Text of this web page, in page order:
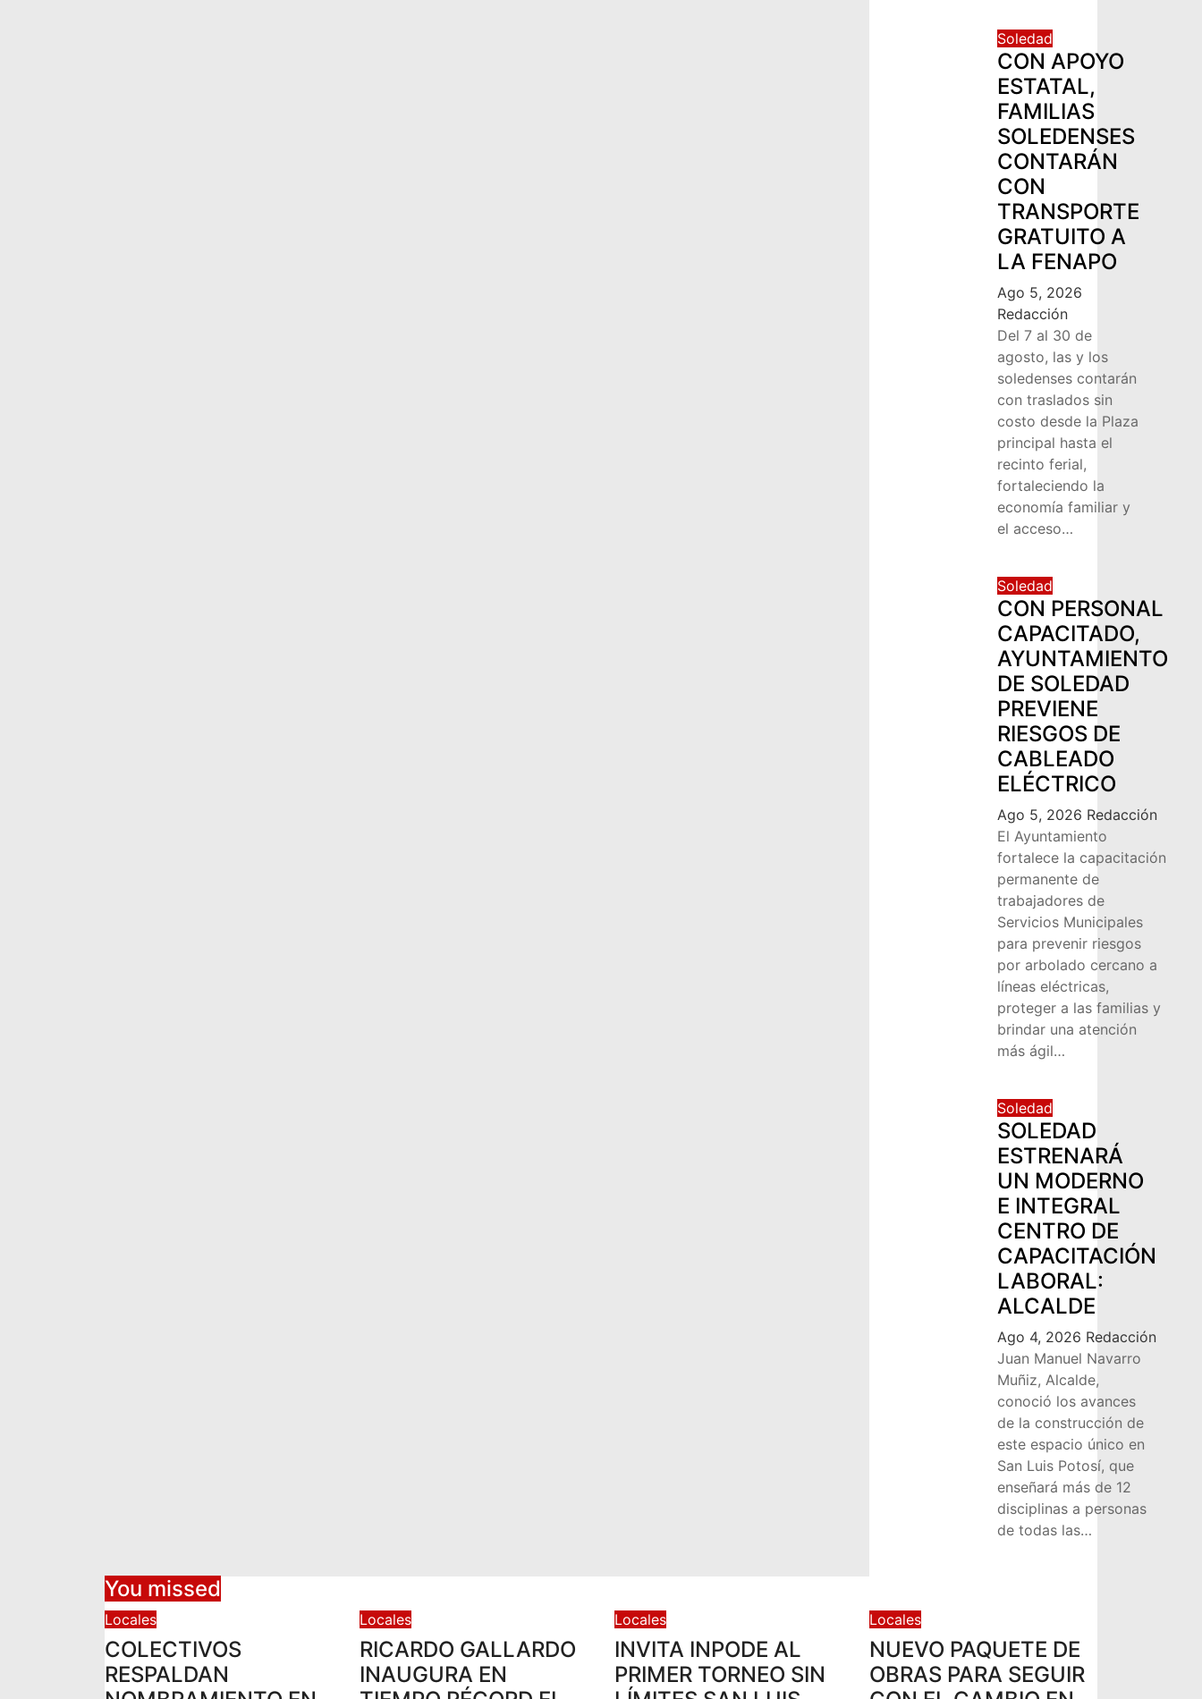
Soledad
CON APOYO
ESTATAL,
FAMILIAS
SOLEDENSES
CONTARÁN
CON
TRANSPORTE
GRATUITO A
LA FENAPO
Ago 5, 2026
Redacción
Del 7 al 30 de
agosto, las y los
soledenses contarán
con traslados sin
costo desde la Plaza
principal hasta el
recinto ferial,
fortaleciendo la
economía familiar y
el acceso…
Soledad
CON PERSONAL
CAPACITADO,
AYUNTAMIENTO
DE SOLEDAD
PREVIENE
RIESGOS DE
CABLEADO
ELÉCTRICO
Ago 5, 2026 Redacción
El Ayuntamiento
fortalece la capacitación
permanente de
trabajadores de
Servicios Municipales
para prevenir riesgos
por arbolado cercano a
líneas eléctricas,
proteger a las familias y
brindar una atención
más ágil…
Soledad
SOLEDAD
ESTRENARÁ
UN MODERNO
E INTEGRAL
CENTRO DE
CAPACITACIÓN
LABORAL:
ALCALDE
Ago 4, 2026 Redacción
Juan Manuel Navarro
Muñiz, Alcalde,
conoció los avances
de la construcción de
este espacio único en
San Luis Potosí, que
enseñará más de 12
disciplinas a personas
de todas las…
You missed
Locales
COLECTIVOS
RESPALDAN
Locales
RICARDO GALLARDO
INAUGURA EN
Locales
INVITA INPODE AL
PRIMER TORNEO SIN
Locales
NUEVO PAQUETE DE
OBRAS PARA SEGUIR